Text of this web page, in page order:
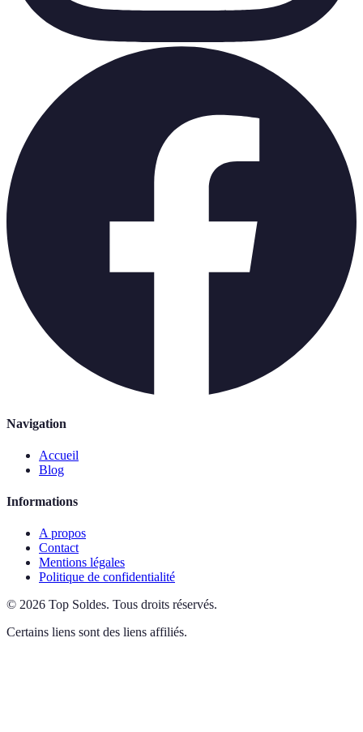
Navigation
Accueil
Blog
Informations
A propos
Contact
Mentions légales
Politique de confidentialité
© 2026 Top Soldes. Tous droits réservés.
Certains liens sont des liens affiliés.